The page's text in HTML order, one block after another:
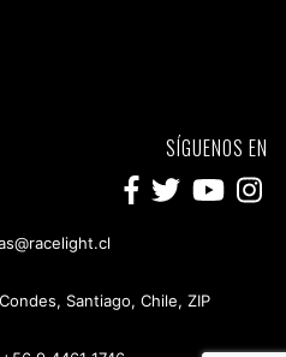
SÍGUENOS EN
Santiago, Chile, ZIP